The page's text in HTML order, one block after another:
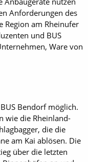
Anforderungen des
Region am Rheinufer
und BUS
Ware von
Bendorf möglich.
wie die Rheinland-
die die
am Kai ablösen. Die
über die letzten